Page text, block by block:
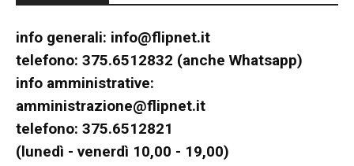
info generali: info@flipnet.it
telefono: 375.6512832 (anche Whatsapp)
info amministrative:
amministrazione@flipnet.it
telefono: 375.6512821
(lunedì - venerdì 10,00 - 19,00)